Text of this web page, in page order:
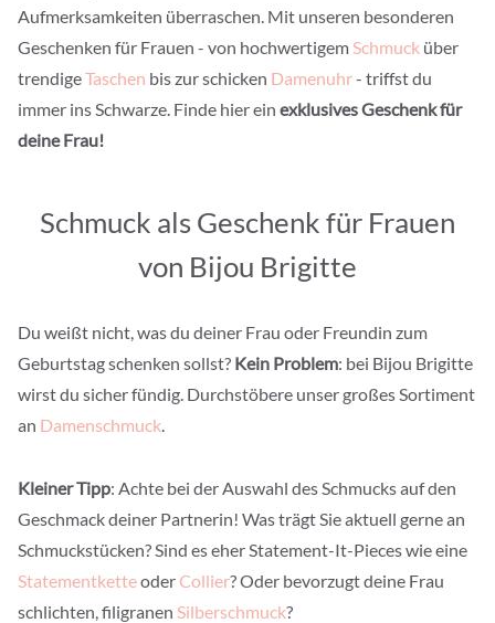
Aufmerksamkeiten überraschen. Mit unseren besonderen
Geschenken für Frauen - von hochwertigemSchmuck über
trendigeTaschen bis zur schicken Damenuhr- triffst du
immer ins Schwarze. Finde hier ein exklusives Geschenk für
deine Frau!
Schmuck als Geschenk für Frauen
von Bijou Brigitte
Du weißt nicht, was du deiner Frau oder Freundin zum
Geburtstag schenken sollst? Kein Problem: bei Bijou Brigitte
wirst du sicher fündig. Durchstöbere unser großes Sortiment
an Damenschmuck.
Kleiner Tipp: Achte bei der Auswahl des Schmucks auf den
Geschmack deiner Partnerin! Was trägt Sie aktuell gerne an
Schmuckstücken? Sind es eher Statement-It-Pieces wie eine
Statementketteoder Collier? Oder bevorzugt deine Frau
schlichten, filigranen Silberschmuck?